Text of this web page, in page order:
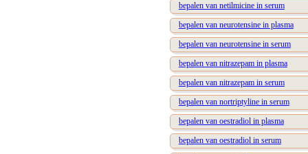
bepalen van netilmicine in serum
bepalen van neurotensine in plasma
bepalen van neurotensine in serum
bepalen van nitrazepam in plasma
bepalen van nitrazepam in serum
bepalen van nortriptyline in serum
bepalen van oestradiol in plasma
bepalen van oestradiol in serum